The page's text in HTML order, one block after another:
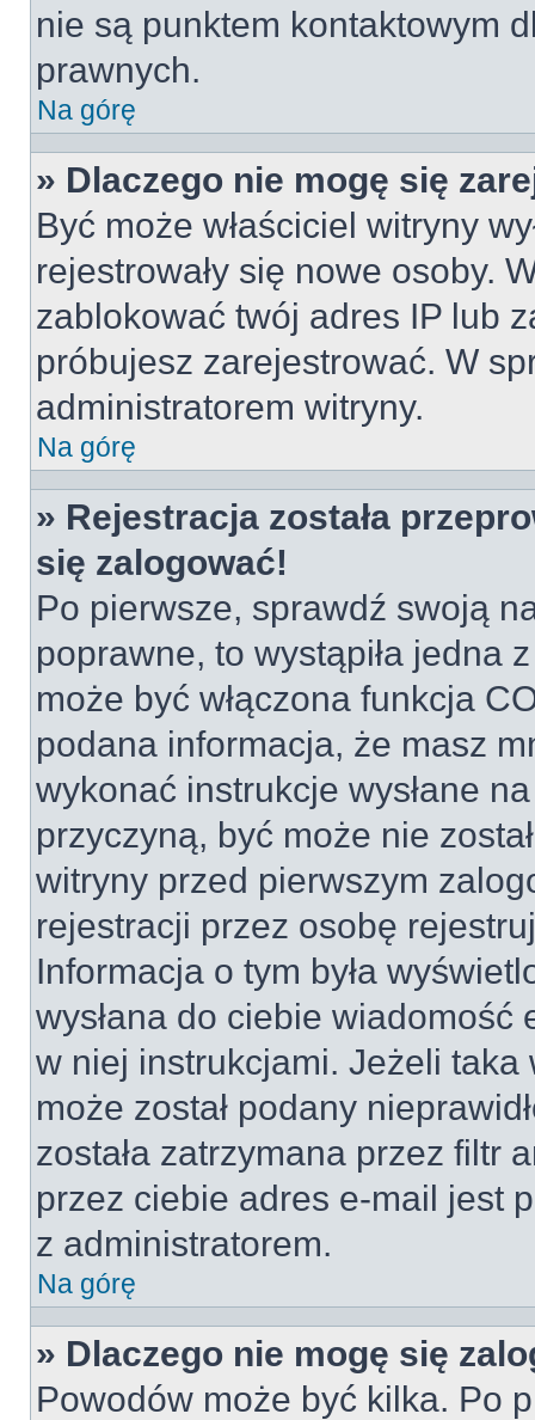
nie są punktem kontaktowym
prawnych.
Na górę
» Dlaczego nie mogę się
Być może właściciel witryny
rejestrowały się nowe osoby.
zablokować twój adres IP lub
próbujesz zarejestrować. W
administratorem witryny.
Na górę
» Rejestracja została
się zalogować!
Po pierwsze, sprawdź swoją
poprawne, to wystąpiła jedna
może być włączona funkcja
podana informacja, że masz
wykonać instrukcje wysłane
przyczyną, być może nie
witryny przed pierwszym
rejestracji przez osobę
Informacja o tym była
wysłana do ciebie
w niej instrukcjami. Jeżeli taka
może został podany
została zatrzymana przez filtr
przez ciebie adres e-mail jest
z administratorem.
Na górę
» Dlaczego nie mogę się
Powodów może być kilka. Po